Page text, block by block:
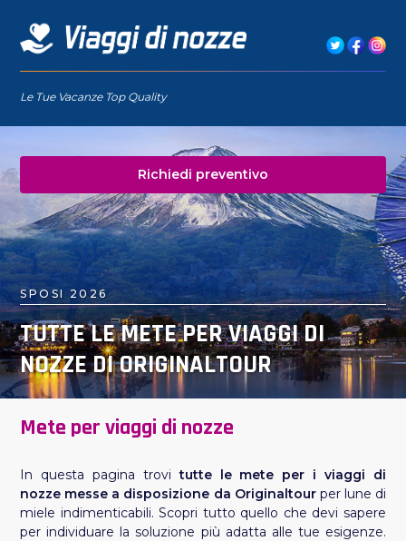
Le Tue Vacanze Top Quality
Richiedi preventivo
SPOSI 2026
TUTTE LE METE PER VIAGGI DI
NOZZE DI ORIGINALTOUR
Mete per viaggi di nozze
In questa pagina trovitutte le mete per i viaggi di
nozze messe a disposizione da Originaltourper lune di
miele indimenticabili. Scopri tutto quello che devi sapere
per individuare la soluzione più adatta alle tue esigenze.